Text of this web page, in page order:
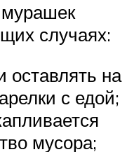
мурашек
случаях:
на
с едой;
мусора;